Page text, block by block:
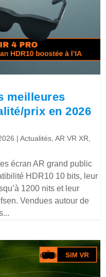
meilleures
prix en 2026
|Actualités ,AR VR XR
écran AR grand public
HDR10 10 bits, leur
1200 nits et leur
Vendues autour de